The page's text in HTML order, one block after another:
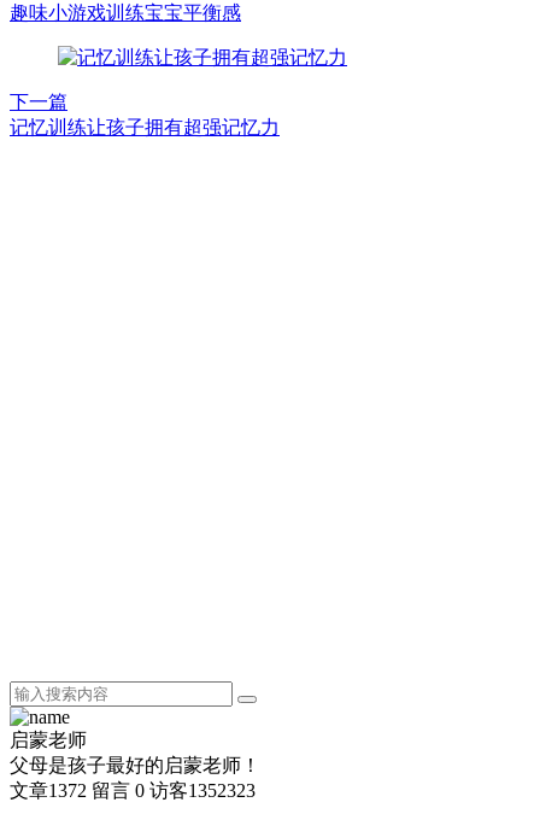
趣味小游戏训练宝宝平衡感
下一篇
记忆训练让孩子拥有超强记忆力
启蒙老师
父母是孩子最好的启蒙老师！
文章1372 留言 0 访客1352323